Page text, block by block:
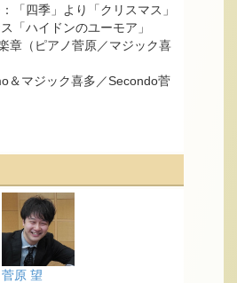
「四季」より「クリスマス」
「ハイドンのユーモア」
章（ピアノ菅原／マジック喜
＆マジック喜多／Secondo菅
菅原 望